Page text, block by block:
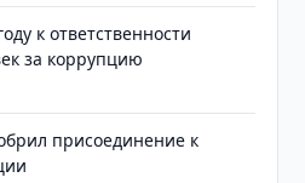
к ответственности
за коррупцию
присоединение к